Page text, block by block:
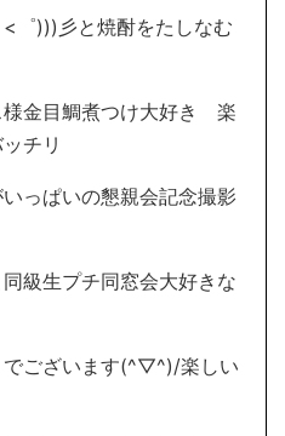
゜)))彡と焼酎をたしなむ
様金目鯛煮つけ大好き 楽
チリ
っぱいの懇親会記念撮影
級生プチ同窓会大好きな
でございます(^▽^)/楽しい